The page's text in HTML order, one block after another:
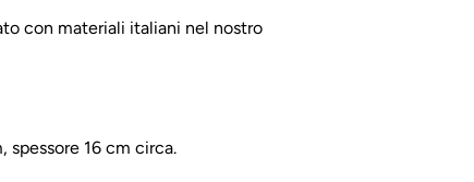
con materiali italiani nel nostro
spessore 16 cm circa.